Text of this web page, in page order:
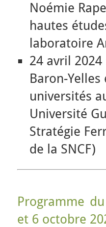
Noémie
hautes
laboratoire
24 avril 2024
Baron-
universités
Université
Stratégie
de la SNCF)
Programme
et 6 octobre